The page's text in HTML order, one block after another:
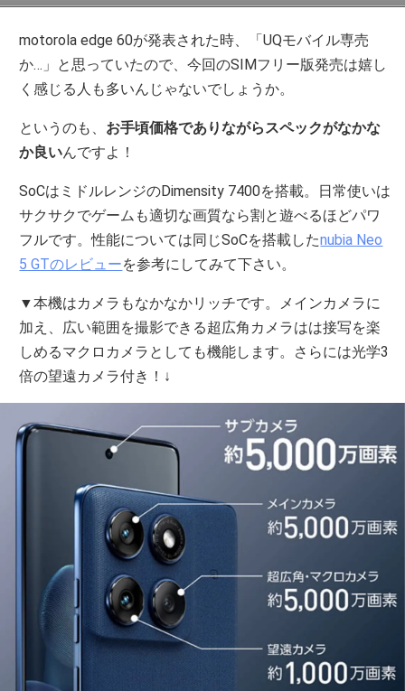
motorola edge 60が発表された時、「UQモバイル専売
か…」と思っていたので、今回のSIMフリー版発売は嬉し
く感じる人も多いんじゃないでしょうか。
というのも、 お手頃価格でありながらスペックがなかな
か良いんですよ！
SoCはミドルレンジのDimensity 7400を搭載。日常使いは
サクサクでゲームも適切な画質なら割と遊べるほどパワ
フルです。性能については同じSoCを搭載したnubia Neo
5 GTのレビューを参考にしてみて下さい。
▼本機はカメラもなかなかリッチです。メインカメラに
加え、広い範囲を撮影できる超広角カメラはは接写を楽
しめるマクロカメラとしても機能します。さらには光学3
倍の望遠カメラ付き！↓